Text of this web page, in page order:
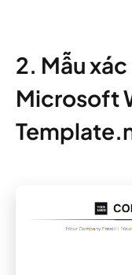
2. Mẫu
Microsoft